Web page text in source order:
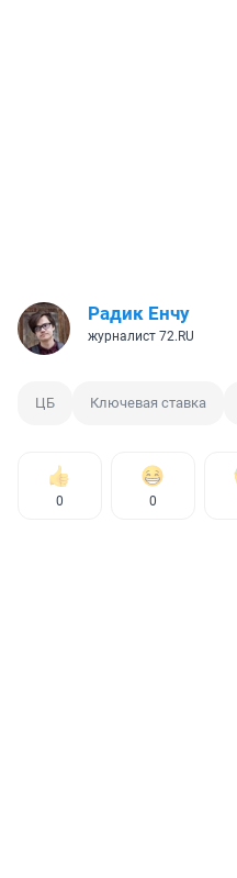
Радик Енчу
журналист 72.RU
ЦБ Ключевая ставка
0 0